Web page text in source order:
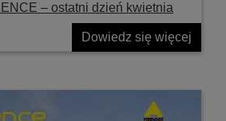
– ostatni dzień kwietnia
Dowiedz się więcej